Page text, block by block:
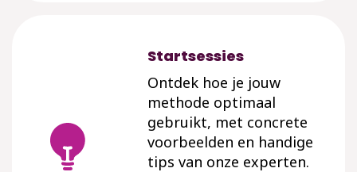
Startsessies
Ontdek hoe je jouw
methode optimaal
gebruikt, met concrete
voorbeelden en handige
tips van onze experten.